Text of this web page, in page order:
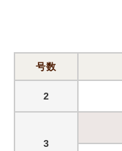
号数
2
3